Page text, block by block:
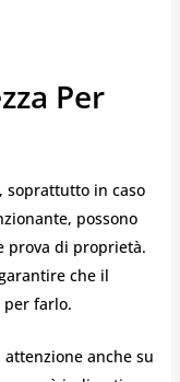
Per
soprattutto in caso
possono
prova di proprietà.
che il
per farlo.
anche su